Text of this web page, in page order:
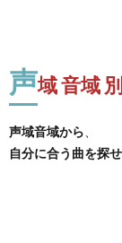
声域 音域
声域音域から
自分に合う曲を探